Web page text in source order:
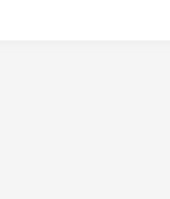
功能，可以让本地文件夹与远